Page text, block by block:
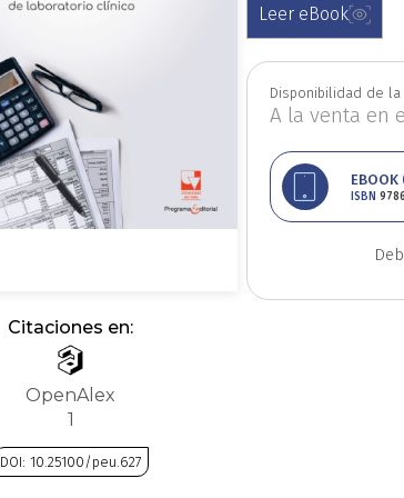
Economía
Estudios
Filosofía
Matemáticas
Narcotráfico
Citaciones en:
OpenAlex
1
DOI: 10.25100/peu.627
Leer eBook
Disponibilidad de la
A la venta en
EBOOK
ISBN